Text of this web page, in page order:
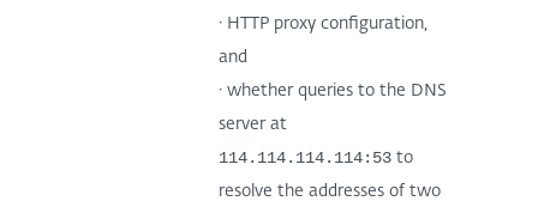
· HTTP proxy configuration,
and
· whether queries to the DNS
server at
114.114.114.114:53 to
resolve the addresses of two